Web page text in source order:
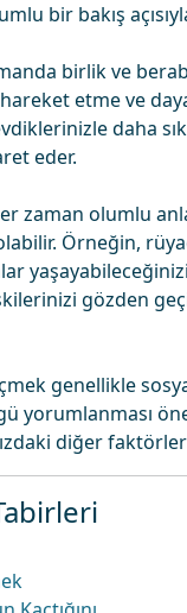
bir bakış
birlik ve
etme ve
daha
eder.
zaman olumlu
Örneğin,
yaşayabileceğinizi
gözden
genellikle
yorumlanması
diğer